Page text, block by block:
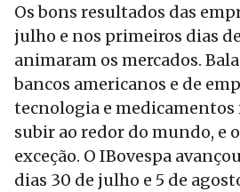
Os bons resultados das
julho e nos primeiros dias
animaram os mercados.
bancos americanos e de
tecnologia e medicamentos
subir ao redor do mundo, e
exceção. O IBovespa
dias 30 de julho e 5 de